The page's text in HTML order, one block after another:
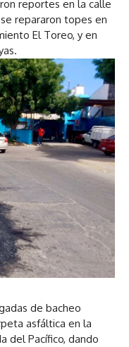
reportes en la calle
repararon topes en
El Toreo, y en
de bacheo
asfáltica en la
del Pacífico, dando